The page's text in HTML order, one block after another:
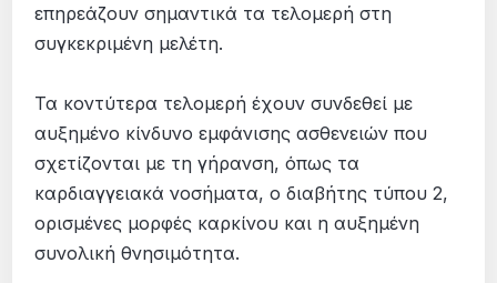
επηρεάζουν σημαντικά τα τελομερή στη
συγκεκριμένη μελέτη.
Τα κοντύτερα τελομερή έχουν συνδεθεί με
αυξημένο κίνδυνο εμφάνισης ασθενειών που
σχετίζονται με τη γήρανση, όπως τα
καρδιαγγειακά νοσήματα, ο διαβήτης τύπου 2,
ορισμένες μορφές καρκίνου και η αυξημένη
συνολική θνησιμότητα.